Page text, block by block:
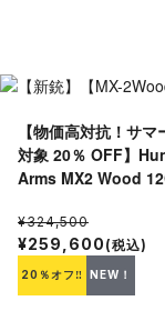
【物価高対抗！サマ
対象 20％ OFF】
Arms MX2 Wood
¥324,500
¥259,600 (税込)
20％オフ‼ NEW！